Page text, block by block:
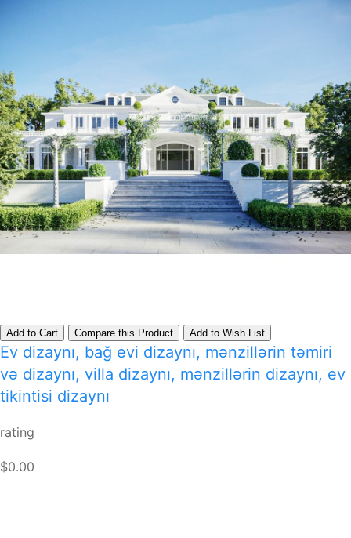
Add to Cart Compare this Product Add to Wish List
Ev dizaynı, bağ evi dizaynı, mənzillərin təmiri
və dizaynı, villa dizaynı, mənzillərin dizaynı, ev
tikintisi dizaynı
rating
$0.00